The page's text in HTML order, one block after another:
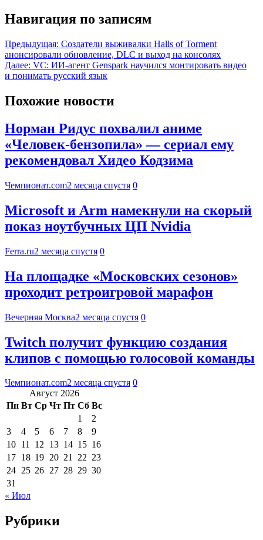
Навигация по записям
Предыдущая: Создатели выживалки Halls of Torment
анонсировали обновление, DLC и выход на консолях
Далее: VC: ИИ-агент Genspark научился монтировать видео
и понимать русский язык
Похожие новости
Норман Ридус похвалил аниме
«Человек-бензопила» — сериал ему
рекомендовал Хидео Кодзима
Чемпионат.com2 месяца спустя 0
Microsoft и Arm намекнули на скорый
показ ноутбучных ЦП Nvidia
Ferra.ru2 месяца спустя 0
На площадке «Московских сезонов»
проходит ретроигровой марафон
Вечерняя Москва2 месяца спустя 0
Twitch получит функцию создания
клипов с помощью голосовой команды
Чемпионат.com2 месяца спустя 0
Август 2026
Пн Вт Ср Чт Пт Сб Вс
1
2
3
4 5 6 7 8
9
10 11 12 13 14 15 16
17 18 19 20 21 22 23
24 25 26 27 28 29 30
31
« Июл
Рубрики